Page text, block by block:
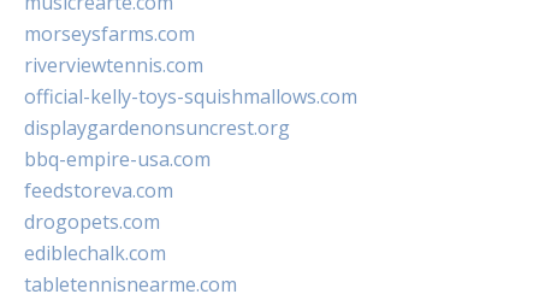
morseysfarms.com
riverviewtennis.com
official-kelly-toys-squishmallows.com
displaygardenonsuncrest.org
bbq-empire-usa.com
feedstoreva.com
drogopets.com
ediblechalk.com
tabletennisnearme.com